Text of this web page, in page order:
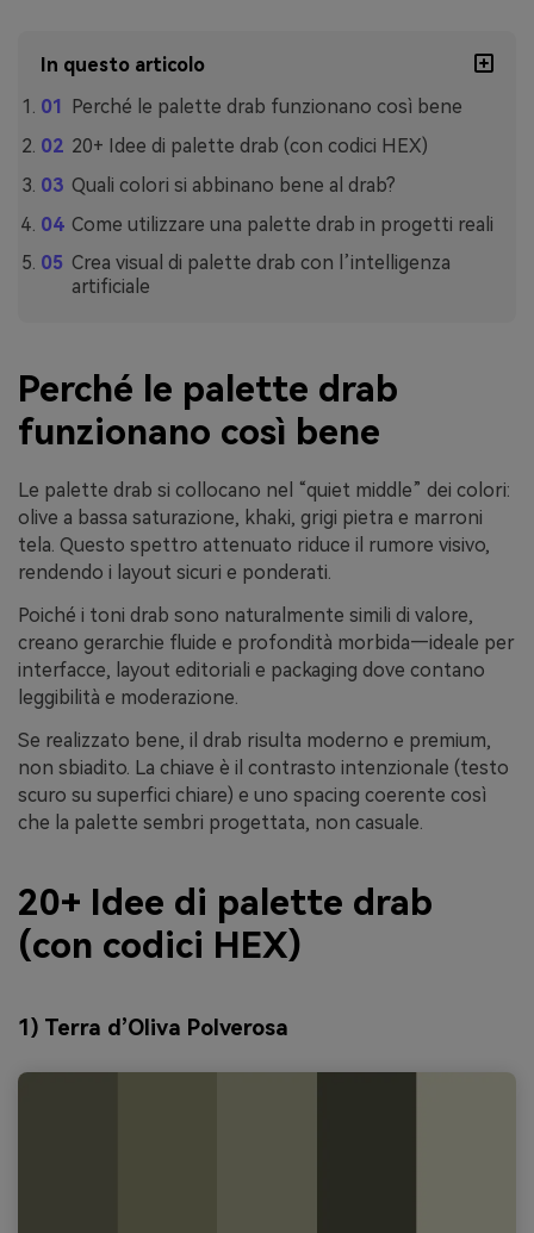
In questo articolo
Perché le palette drab funzionano così bene
20+ Idee di palette drab (con codici HEX)
Quali colori si abbinano bene al drab?
Come utilizzare una palette drab in progetti reali
Crea visual di palette drab con l’intelligenza
artificiale
Perché le palette drab
funzionano così bene
Le palette drab si collocano nel “quiet middle” dei colori:
olive a bassa saturazione, khaki, grigi pietra e marroni
tela. Questo spettro attenuato riduce il rumore visivo,
rendendo i layout sicuri e ponderati.
Poiché i toni drab sono naturalmente simili di valore,
creano gerarchie fluide e profondità morbida—ideale per
interfacce, layout editoriali e packaging dove contano
leggibilità e moderazione.
Se realizzato bene, il drab risulta moderno e premium,
non sbiadito. La chiave è il contrasto intenzionale (testo
scuro su superfici chiare) e uno spacing coerente così
che la palette sembri progettata, non casuale.
20+ Idee di palette drab
(con codici HEX)
1) Terra d’Oliva Polverosa